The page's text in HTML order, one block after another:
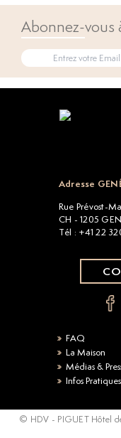
Abonnez-vous
Adresse
Rue Prévost-
CH - 1205
Tél : +41 22
FAQ
La Maison
Médias &
Infos Pratiques
© HDV - PIGUET Hôtel